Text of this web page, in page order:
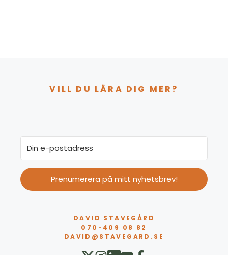
VILL DU LÄRA DIG MER?
Prenumerera på mitt nyhetsbrev!
DAVID STAVEGÅRD
070-409 08 82
DAVID@STAVEGARD.SE